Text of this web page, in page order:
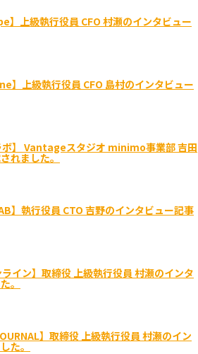
】上級執行役員 CFO 村瀬のインタビュー
上級執行役員 CFO 島村のインタビュー
ボ】 Vantageスタジオ minimo事業部 吉田
れました。
】執行役員 CTO 吉野のインタビュー記事
イン】取締役 上級執行役員 村瀬のインタ
。
】取締役 上級執行役員 村瀬のイン
た。